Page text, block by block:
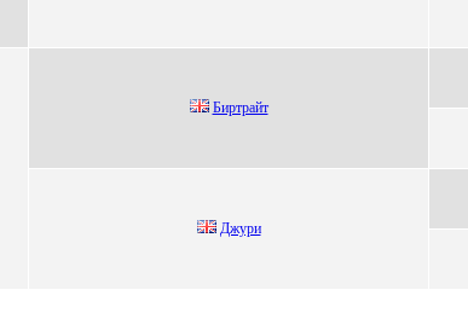
Биpтpaйт
Джуpи